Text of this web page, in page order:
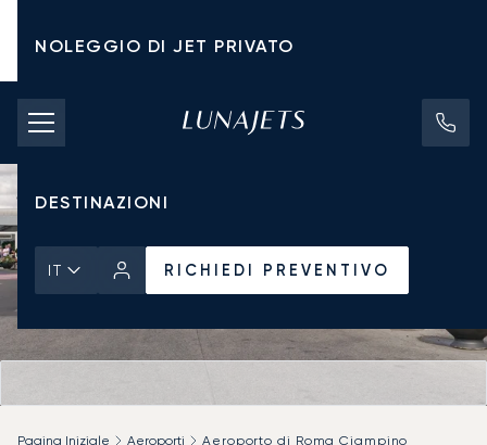
NOLEGGIO DI JET PRIVATO
TARIFFE DI NOLEGGIO
JET PRIVATI
DESTINAZIONI
IT RICHIEDI PREVENTIVO
Pagina Iniziale Aeroporti Aeroporto di Roma Ciampino